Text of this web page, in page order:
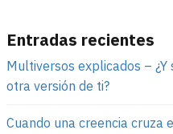
Entradas recientes
Multiversos explicados – ¿Y
otra versión de ti?
Cuando una creencia cruza